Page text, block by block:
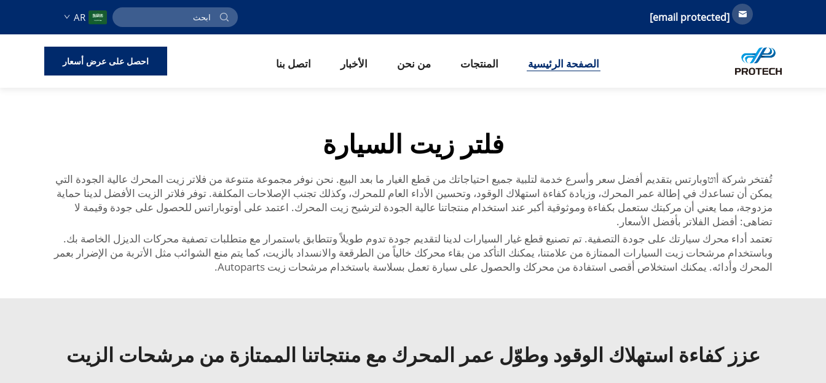
[email protected]
AR
الصفحة الرئيسية المنتجات من نحن الأخبار اتصل بنا احصل على عرض أسعار
فلتر زيت السيارة
تُفتخر شركة أוטوبارتس بتقديم أفضل سعر وأسرع خدمة لتلبية جميع احتياجاتك من قطع الغيار ما بعد البيع. نحن نوفر مجموعة متنوعة من فلاتر زيت المحرك عالية الجودة التي
يمكن أن تساعدك في إطالة عمر المحرك، وزيادة كفاءة استهلاك الوقود، وتحسين الأداء العام للمحرك، وكذلك تجنب الإصلاحات المكلفة. توفر فلاتر الزيت الأفضل لدينا حماية
مزدوجة، مما يعني أن مركبتك ستعمل بكفاءة وموثوقية أكبر عند استخدام منتجاتنا عالية الجودة لترشيح زيت المحرك. اعتمد على أوتوباراتس للحصول على جودة وقيمة لا
تضاهى: أفضل الفلاتر بأفضل الأسعار.
تعتمد أداء محرك سيارتك على جودة التصفية. تم تصنيع قطع غيار السيارات لدينا لتقديم جودة تدوم طويلاً وتتطابق باستمرار مع متطلبات تصفية محركات الديزل الخاصة بك.
وباستخدام مرشحات زيت السيارات الممتازة من علامتنا، يمكنك التأكد من بقاء محركك خالياً من الطرقعة والانسداد بالزيت، كما يتم منع الشوائب مثل الأتربة من الإضرار بعمر
المحرك وأدائه. يمكنك استخلاص أقصى استفادة من محركك والحصول على سيارة تعمل بسلاسة باستخدام مرشحات زيت Autoparts.
عزز كفاءة استهلاك الوقود وطوّل عمر المحرك مع منتجاتنا الممتازة من مرشحات الزيت